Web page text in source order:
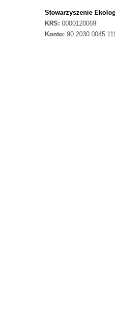
Stowarzyszenie
KRS: 0000120069
Konto: 90 2030 0045